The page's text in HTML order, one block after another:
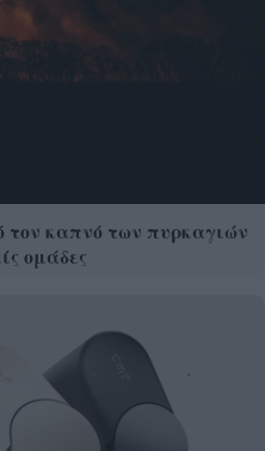
τον καπνό των πυρκαγιών
ομάδες